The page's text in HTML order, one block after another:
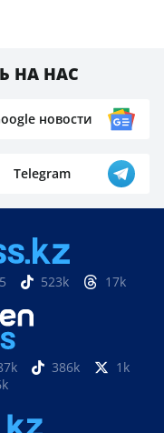
НА НАС
новости
Telegram
523k 17k
386k
1k